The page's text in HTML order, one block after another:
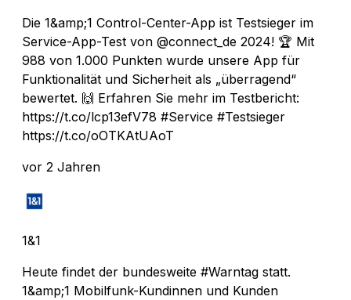
Die 1&amp;1 Control-Center-App ist Testsieger im
Service-App-Test von @connect_de 2024! 🏆 Mit
988 von 1.000 Punkten wurde unsere App für
Funktionalität und Sicherheit als „überragend“
bewertet. 🙌 Erfahren Sie mehr im Testbericht:
https://t.co/lcp13efV78 #Service #Testsieger
https://t.co/oOTKAtUAoT
vor 2 Jahren
1&1
Heute findet der bundesweite #Warntag statt.
1&amp;1 Mobilfunk-Kundinnen und Kunden